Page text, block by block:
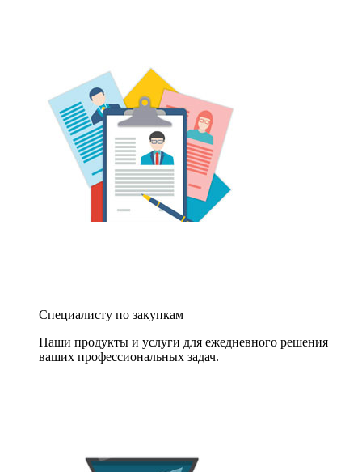
Специалисту по закупкам
Наши продукты и услуги для ежедневного решения
ваших профессиональных задач.